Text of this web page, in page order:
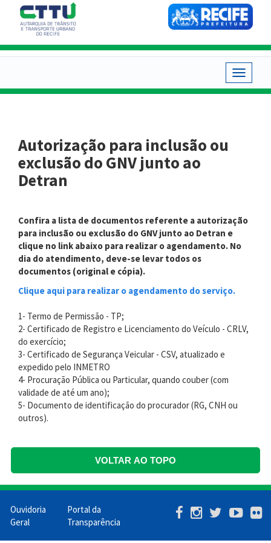
conteúdo
principal
Toggle
Autorização para inclusão ou
exclusão do GNV junto ao
Detran
Confira a lista de documentos referente a autorização
para inclusão ou exclusão do GNV junto ao Detran e
clique no link abaixo para realizar o agendamento. No
dia do atendimento, deve-se levar todos os
documentos (original e cópia).
Clique aqui para realizar o agendamento do serviço.
1- Termo de Permissão - TP;
2- Certificado de Registro e Licenciamento do Veículo - CRLV,
do exercício;
3- Certificado de Segurança Veicular - CSV, atualizado e
expedido pelo INMETRO
4- Procuração Pública ou Particular, quando couber (com
validade de até um ano);
5- Documento de identificação do procurador (RG, CNH ou
outros).
VOLTAR AO TOPO
Menu
Ouvidoria
Geral
Portal da
Transparência